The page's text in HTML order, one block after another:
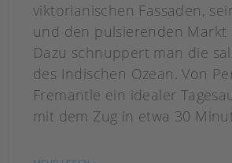
viktorianischen Fassaden,
und den pulsierenden Markt
Dazu schnuppert man die
des Indischen Ozean. Von
Fremantle ein idealer
mit dem Zug in etwa 30